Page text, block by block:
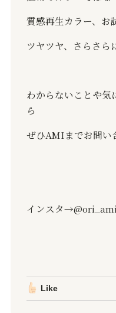
質感再生カラー、お
ツヤツヤ、さらさら
わからないことや気
ら
ぜひAMIまでお問い
インスタ→@ori_ami_
Like